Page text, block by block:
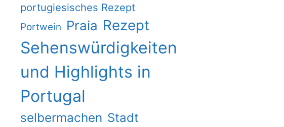
portugiesisches Rezept
Portwein Praia Rezept
Sehenswürdigkeiten
und Highlights in
Portugal
selbermachen Stadt